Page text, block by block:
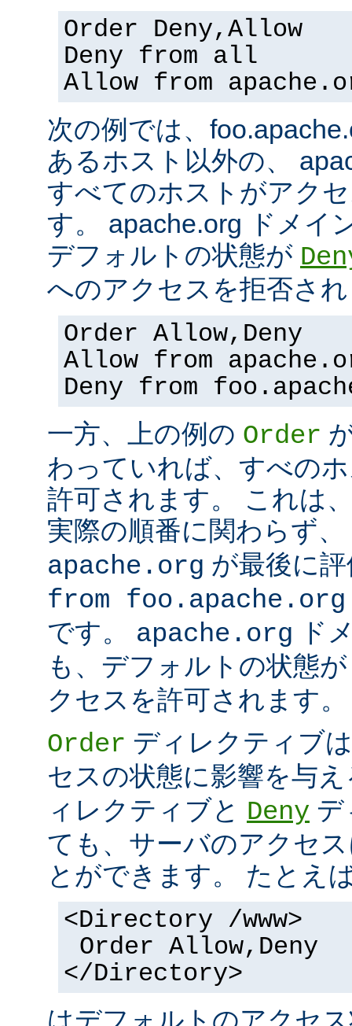
Order Deny,Allow
Deny from all
Allow from
次の例では、
あるホスト以外の、
すべてのホストがアク
す。 apache.org ドメイ
デフォルトの状態が
へのアクセスを拒否さ
Order Allow,Deny
Allow from
Deny from
一方、上の例の Order
わっていれば、すべの
許可されます。 これは
実際の順番に関わらず、
apache.org が最後に
from foo.apache.org
です。 apache.org ド
も、デフォルトの状態
クセスを許可されます。
Order ディレクティブ
セスの状態に影響を与
ィレクティブと Deny デ
ても、サーバのアクセ
とができます。 たとえ
<Directory /www>
Order Allow,Deny
</Directory>
はデフォルトのアクセ